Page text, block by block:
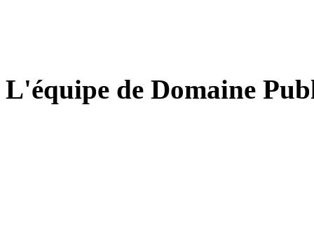
L'équipe de Domaine